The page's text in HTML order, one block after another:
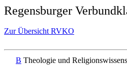
Regensburger
Zur Übersicht RVKO
B Theologie und